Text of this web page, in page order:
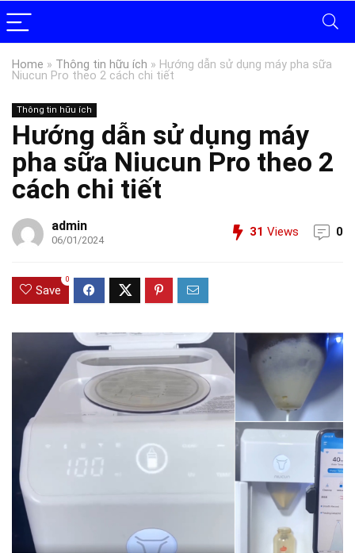
Home » Thông tin hữu ích » Hướng dẫn sử dụng máy pha sữa
Niucun Pro theo 2 cách chi tiết
Thông tin hữu ích
Hướng dẫn sử dụng máy
pha sữa Niucun Pro theo 2
cách chi tiết
admin
06/01/2024
31 Views 0
Save
0